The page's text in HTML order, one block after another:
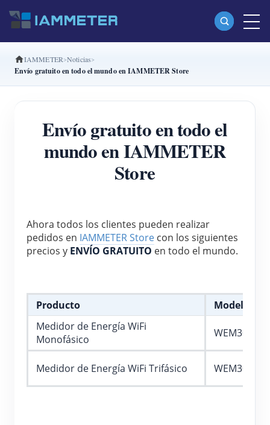
Productos
Medidor Wi-Fi trifásico (WEM3080T)
Medidor Wi-Fi trifásico (WEM3046T)
Medidor Wi-Fi trifásico (WEM3050T)
IAMMETER Cloud Pro
Servicio self-hosting
Medidor virtual
Sistema de previsión y simulación energética
Aplicaciones
IAMMETER Noticias
Envío gratuito en todo el mundo en IAMMETER Store
Envío gratuito en todo el
mundo en IAMMETER
Store
Ahora todos los clientes pueden realizar
pedidos en IAMMETER Store con los siguientes
precios y ENVÍO GRATUITO en todo el mundo.
Producto
Modelo
Medidor de Energía WiFi
Monofásico
WEM3080
Medidor de Energía WiFi Trifásico WEM3080T